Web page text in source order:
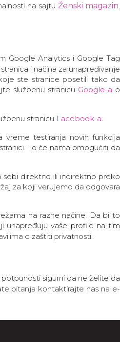
na sajtu Ženski magazin.
Google Analytics i Google Tag
i načina za unapređivanje
ste stranice posetili tako da
službenu stranicu Google-a o
stranicu Facebook-a.
vreme testiranja novih funkcija
stranici. To će nama omogućiti da
sebi direktno ili indirektno preko
za koji verujemo da odgovara
na razne načine. Da bi to
unapređuju vaše profile na tim
o zaštiti privatnosti.
sigurni da ne želite da
pitanja kontaktirajte nas na e-